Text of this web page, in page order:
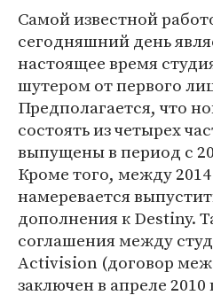
Самой известной
сегодняшний день
настоящее время
шутером от первого
Предполагается, что
состоять из четырех
выпущены в период с
Кроме того, между
намеревается
дополнения к Destiny.
соглашения между
Activision (договор
заключен в апреле 2010